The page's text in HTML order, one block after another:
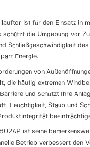
ist für den Einsatz in
schützt die Umgebung vor
Schließgeschwindigkeit
Energie.
von
die häufig extremen
und schützt Ihre
Feuchtigkeit, Staub und
ist seine
Betrieb verbessert den